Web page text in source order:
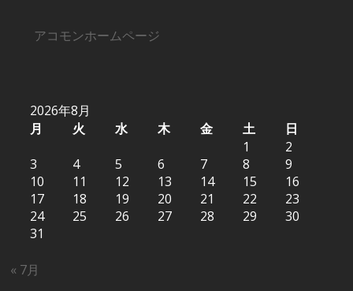
アコモンホームページ
2026年8月
月
火 水 木 金 土
日
1
2
3
4 5 6 7 8
9
10
11 12 13 14 15
16
17
18 19 20 21 22
23
24
25 26 27 28 29
30
31
« 7月